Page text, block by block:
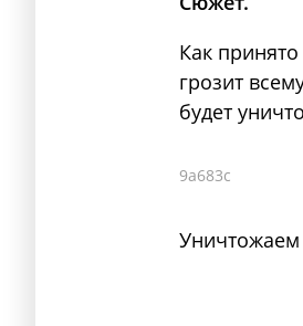
Как
грозит
будет
9a683c
Уничтожаем